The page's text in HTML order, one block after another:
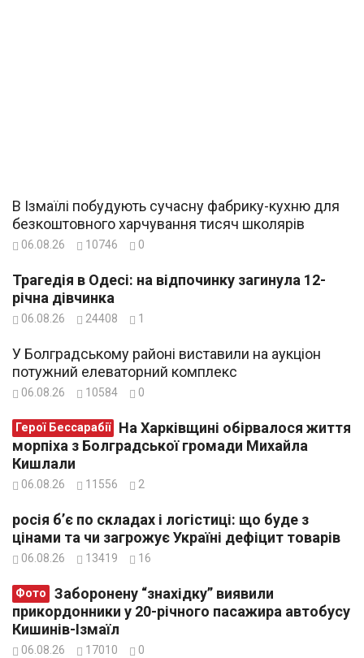
В Ізмаїлі побудують сучасну фабрику-кухню для
безкоштовного харчування тисяч школярів
06.08.26 10746 0
Трагедія в Одесі: на відпочинку загинула 12-
річна дівчинка
06.08.26 24408 1
У Болградському районі виставили на аукціон
потужний елеваторний комплекс
06.08.26 10584 0
Герої Бессарабії
морпіха з Болградської громади Михайла
Кишлали
06.08.26 11556 2
росія б’є по складах і логістиці: що буде з
цінами та чи загрожує Україні дефіцит товарів
06.08.26 13419 16
Фото
прикордонники у 20-річного пасажира автобусу
Кишинів-Ізмаїл
06.08.26 17010 0